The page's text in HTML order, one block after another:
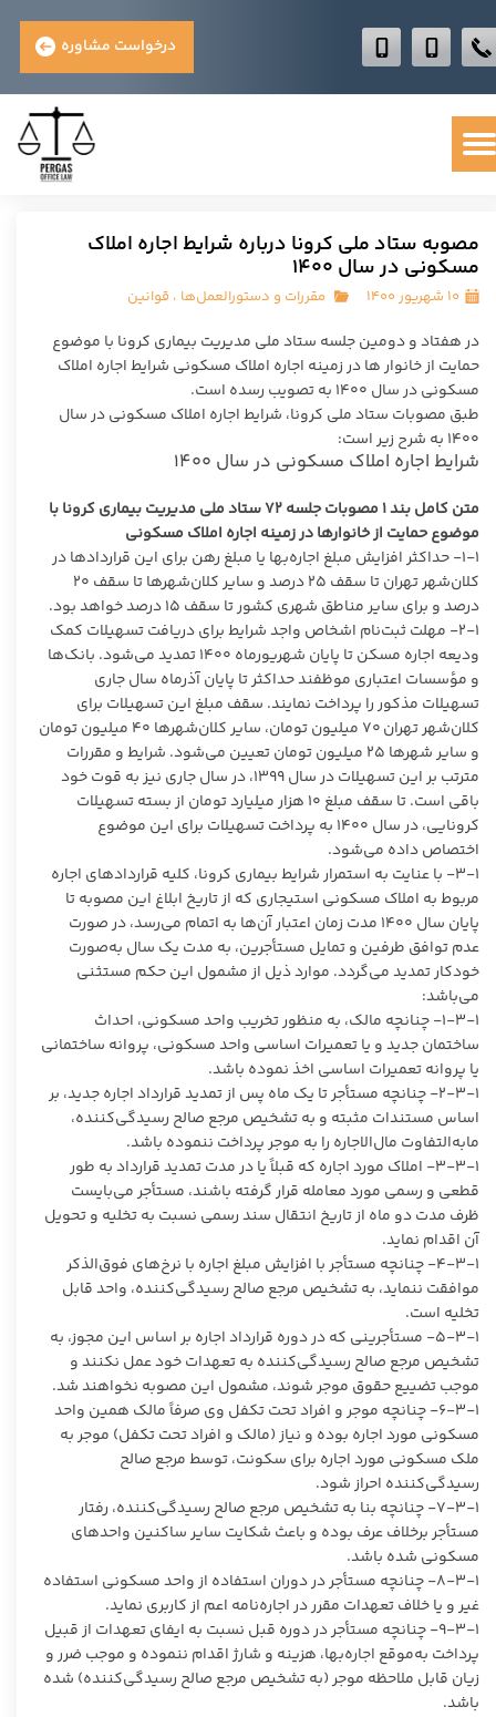
درخواست مشاوره
مصوبه ستاد ملی کرونا درباره شرایط اجاره املاک
مسکونی در سال ۱۴۰۰
۱۰ شهریور ۱۴۰۰ مقررات و دستورالعمل‌ها ، قوانین
در هفتاد و دومین جلسه ستاد ملی مدیریت بیماری کرونا با موضوع
حمایت از خانوار ها در زمینه اجاره املاک مسکونی شرایط اجاره املاک
مسکونی در سال ۱۴۰۰ به تصویب رسده است.
طبق مصوبات ستاد ملی کرونا، شرایط اجاره املاک مسکونی در سال
۱۴۰۰ به شرح زیر است:
شرایط اجاره املاک مسکونی در سال ۱۴۰۰
متن کامل بند ۱ مصوبات جلسه ۷۲ ستاد ملی مدیریت بیماری کرونا با
موضوع حمایت از خانوارها در زمینه اجاره املاک مسکونی
۱-۱- حداکثر افزایش مبلغ اجاره‌بها یا مبلغ رهن برای این قراردادها در
کلان‌شهر تهران تا سقف ۲۵ درصد و سایر کلان‌شهرها تا سقف ۲۰
درصد و برای سایر مناطق شهری کشور تا سقف ۱۵ درصد خواهد بود.
۲-۱- مهلت ثبت‌نام اشخاص واجد شرایط برای دریافت تسهیلات کمک
ودیعه اجاره مسکن تا پایان شهریورماه ۱۴۰۰ تمدید می‌شود. بانک‌ها
و مؤسسات اعتباری موظفند حداکثر تا پایان آذرماه سال جاری
تسهیلات مذکور را پرداخت نمایند. سقف مبلغ این تسهیلات برای
کلان‌شهر تهران ۷۰ میلیون تومان، سایر کلان‌شهرها ۴۰ میلیون تومان
و سایر شهرها ۲۵ میلیون تومان تعیین می‌شود. شرایط و مقررات
مترتب بر این تسهیلات در سال ۱۳۹۹، در سال جاری نیز به قوت خود
باقی است. تا سقف مبلغ ۱۰ هزار میلیارد تومان از بسته تسهیلات
کرونایی، در سال ۱۴۰۰ به پرداخت تسهیلات برای این موضوع
اختصاص داده می‌شود.
۳-۱- با عنایت به استمرار شرایط بیماری کرونا، کلیه قراردادهای اجاره
مربوط به املاک مسکونی استیجاری که از تاریخ ابلاغ این مصوبه تا
پایان سال ۱۴۰۰ مدت زمان اعتبار آن‌ها به اتمام می‌رسد، در صورت
عدم توافق طرفین و تمایل مستأجرین، به مدت یک سال به‌صورت
خودکار تمدید می‌گردد. موارد ذیل از مشمول این حکم مستثنی
می‌باشد:
۱-۳-۱- چنانچه مالک، به منظور تخریب واحد مسکونی، احداث
ساختمان جدید و یا تعمیرات اساسی واحد مسکونی، پروانه ساختمانی
یا پروانه تعمیرات اساسی اخذ نموده باشد.
۲-۳-۱- چنانچه مستأجر تا یک ماه پس از تمدید قرارداد اجاره جدید، بر
اساس مستندات مثبته و به تشخیص مرجع صالح رسیدگی‌کننده،
مابه‌التفاوت مال‌الاجاره را به موجر پرداخت ننموده باشد.
۳-۳-۱- املاک مورد اجاره که قبلاً یا در مدت تمدید قرارداد به طور
قطعی و رسمی مورد معامله قرار گرفته باشند، مستأجر می‌بایست
ظرف مدت دو ماه از تاریخ انتقال سند رسمی نسبت به تخلیه و تحویل
آن اقدام نماید.
۴-۳-۱- چنانچه مستأجر با افزایش مبلغ اجاره با نرخ‌های فوق‌الذکر
موافقت ننماید، به تشخیص مرجع صالح رسیدگی‌کننده، واحد قابل
تخلیه است.
۵-۳-۱- مستأجرینی که در دوره قرارداد اجاره بر اساس این مجوز، به
تشخیص مرجع صالح رسیدگی‌کننده به تعهدات خود عمل نکنند و
موجب تضییع حقوق موجر شوند، مشمول این مصوبه نخواهند شد.
۶-۳-۱- چنانچه موجر و افراد تحت تکفل وی صرفاً مالک همین واحد
مسکونی مورد اجاره بوده و نیاز (مالک و افراد تحت تکفل) موجر به
ملک مسکونی مورد اجاره برای سکونت، توسط مرجع صالح
رسیدگی‌کننده احراز شود.
۷-۳-۱- چنانچه بنا به تشخیص مرجع صالح رسیدگی‌کننده، رفتار
مستأجر برخلاف عرف بوده و باعث شکایت سایر ساکنین واحدهای
مسکونی شده باشد.
۸-۳-۱- چنانچه مستأجر در دوران استفاده از واحد مسکونی استفاده
غیر و یا خلاف تعهدات مقرر در اجاره‌نامه اعم از کاربری نماید.
۹-۳-۱- چنانچه مستأجر در دوره قبل نسبت به ایفای تعهدات از قبیل
پرداخت به‌موقع اجاره‌بها، هزینه و شارژ اقدام ننموده و موجب ضرر و
زیان قابل ملاحظه موجر (به تشخیص مرجع صالح رسیدگی‌کننده) شده
باشد.